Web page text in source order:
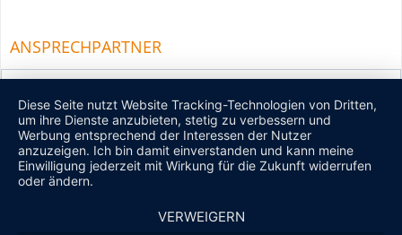
ANSPRECHPARTNER
Es wurden keine Einträge gefunden.
AKTUELLES AUS UNSERER ABTEILUNG
Diese Seite nutzt Website Tracking-Technologien von Dritten,
um ihre Dienste anzubieten, stetig zu verbessern und
Werbung entsprechend der Interessen der Nutzer
anzuzeigen. Ich bin damit einverstanden und kann meine
Einwilligung jederzeit mit Wirkung für die Zukunft widerrufen
oder ändern.
VERWEIGERN